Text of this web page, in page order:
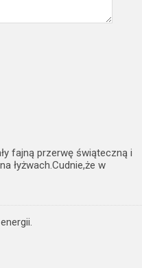
fajną przerwę świąteczną i
łyżwach.Cudnie,że w